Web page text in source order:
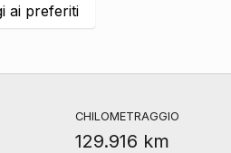
ai preferiti
CHILOMETRAGGIO
129.916 km